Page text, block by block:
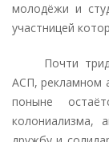
молодёжи и
участницей
Почти
АСП, рекламном
поныне
колониализма,